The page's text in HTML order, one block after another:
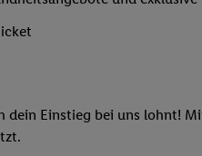
dein Einstieg bei uns lohnt!
Adresse und einer